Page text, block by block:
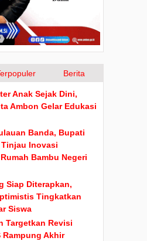
Berita
Anak Sejak Dini,
Ambon Gelar Edukasi
Banda, Bupati
Inovasi
Bambu Negeri
Siap Diterapkan,
Tingkatkan
Siswa
Targetkan Revisi
Rampung Akhir